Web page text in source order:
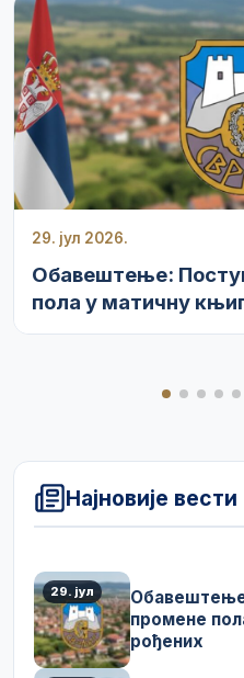
29. јул 2026.
Обавештење:
пола у матичну
Најновије вести
29. јул
промене
рођених